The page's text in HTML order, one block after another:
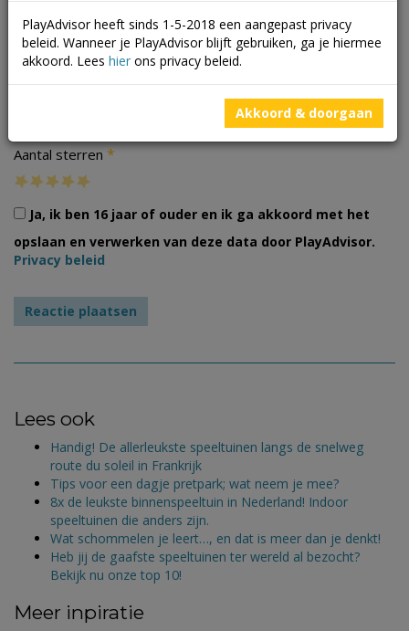
Aantal sterren *
Ja, ik ben 16 jaar of ouder en ik ga akkoord met het
opslaan en verwerken van deze data door PlayAdvisor.
Privacy beleid
Lees ook
Handig! De allerleukste speeltuinen langs de snelweg
route du soleil in Frankrijk
Tips voor een dagje pretpark; wat neem je mee?
8x de leukste binnenspeeltuin in Nederland! Indoor
speeltuinen die anders zijn.
Wat schommelen je leert…, en dat is meer dan je denkt!
Heb jij de gaafste speeltuinen ter wereld al bezocht?
Bekijk nu onze top 10!
Meer inpiratie
PlayAdvisor heeft sinds 1-5-2018 een aangepast privacy
beleid. Wanneer je PlayAdvisor blijft gebruiken, ga je hiermee
akkoord. Lees hier ons privacy beleid.
Akkoord & doorgaan